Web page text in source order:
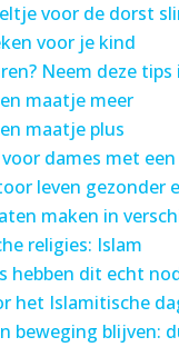
voor de dorst
voor je kind
Neem deze
maatje meer
maatje plus
dames met
leven gezonder
maken in
religies: Islam
hebben dit echt
het Islamitische
beweging blijven: